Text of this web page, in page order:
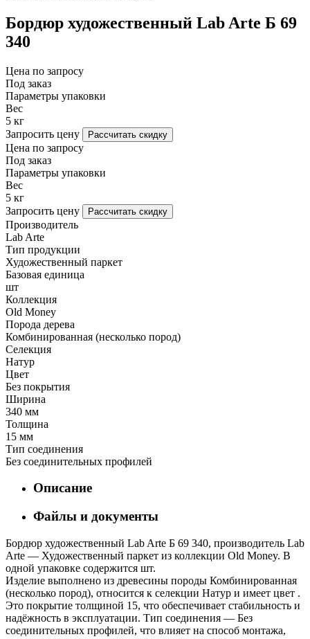
Бордюр художественный Lab Arte Б 69
340
Цена по запросу
Под заказ
Параметры упаковки
Вес
5 кг
Запросить цену
Рассчитать скидку
Цена по запросу
Под заказ
Параметры упаковки
Вес
5 кг
Запросить цену
Рассчитать скидку
Производитель
Lab Arte
Тип продукции
Художественный паркет
Базовая единица
шт
Коллекция
Old Money
Порода дерева
Комбинированная (несколько пород)
Селекция
Натур
Цвет
Без покрытия
Ширина
340 мм
Толщина
15 мм
Тип соединения
Без соединительных профилей
Описание
Файлы и документы
Бордюр художественный Lab Arte Б 69 340, производитель Lab
Arte — Художественный паркет из коллекции Old Money. В
одной упаковке содержится шт.
Изделие выполнено из древесины породы Комбинированная
(несколько пород), относится к селекции Натур и имеет цвет .
Это покрытие толщиной 15, что обеспечивает стабильность и
надёжность в эксплуатации. Тип соединения — Без
соединительных профилей, что влияет на способ монтажа,